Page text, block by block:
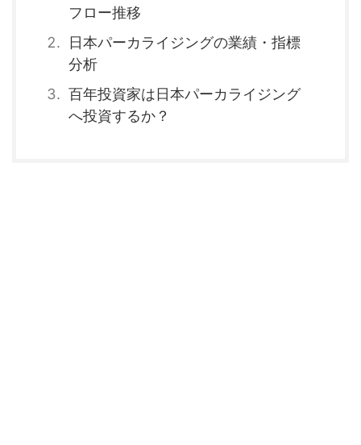
フロー推移
日本パーカライジングの業績・指標
分析
百年投資家は日本パーカライジング
へ投資するか？